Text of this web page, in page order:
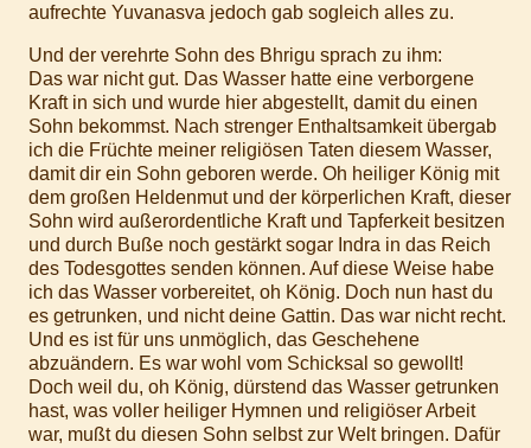
aufrechte Yuvanasva jedoch gab sogleich alles zu.
Und der verehrte Sohn des Bhrigu sprach zu ihm:
Das war nicht gut. Das Wasser hatte eine verborgene
Kraft in sich und wurde hier abgestellt, damit du einen
Sohn bekommst. Nach strenger Enthaltsamkeit übergab
ich die Früchte meiner religiösen Taten diesem Wasser,
damit dir ein Sohn geboren werde. Oh heiliger König mit
dem großen Heldenmut und der körperlichen Kraft, dieser
Sohn wird außerordentliche Kraft und Tapferkeit besitzen
und durch Buße noch gestärkt sogar Indra in das Reich
des Todesgottes senden können. Auf diese Weise habe
ich das Wasser vorbereitet, oh König. Doch nun hast du
es getrunken, und nicht deine Gattin. Das war nicht recht.
Und es ist für uns unmöglich, das Geschehene
abzuändern. Es war wohl vom Schicksal so gewollt!
Doch weil du, oh König, dürstend das Wasser getrunken
hast, was voller heiliger Hymnen und religiöser Arbeit
war, mußt du diesen Sohn selbst zur Welt bringen. Dafür